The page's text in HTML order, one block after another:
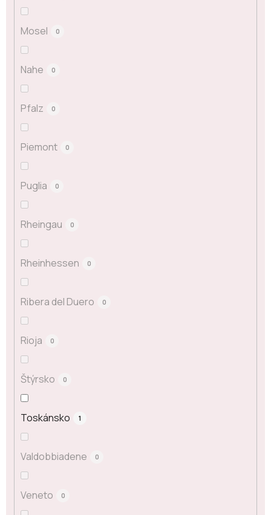
Mosel 0
Nahe 0
Pfalz 0
Piemont 0
Puglia 0
Rheingau 0
Rheinhessen 0
Ribera del Duero 0
Rioja 0
Štýrsko 0
Toskánsko 1
Valdobbiadene 0
Veneto 0